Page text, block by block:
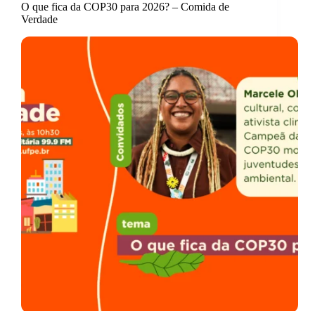
O que fica da COP30 para 2026? – Comida de
Verdade